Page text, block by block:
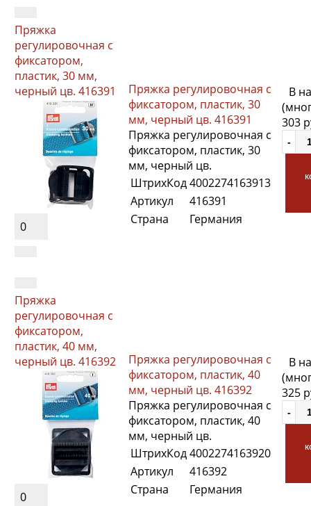
Пряжка
регулировочная с
фиксатором,
пластик, 30 мм,
черный цв. 416391
0
Пряжка регулировочная с
фиксатором, пластик, 30
мм, черный цв. 416391
Пряжка регулировочная с
фиксатором, пластик, 30
мм, черный цв.
ШтрихКод4002274163913
Артикул
416391
Страна
Германия
В
303
Пряжка
регулировочная с
фиксатором,
пластик, 40 мм,
черный цв. 416392
0
Пряжка регулировочная с
фиксатором, пластик, 40
мм, черный цв. 416392
Пряжка регулировочная с
фиксатором, пластик, 40
мм, черный цв.
ШтрихКод4002274163920
Артикул
416392
Страна
Германия
В
325